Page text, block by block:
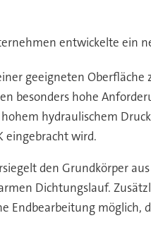
entwickelte ein
geeigneten
besonders hohe
hydraulischem
eingebracht wird.
den Grundkörper
Dichtungslauf.
Endbearbeitung möglich,